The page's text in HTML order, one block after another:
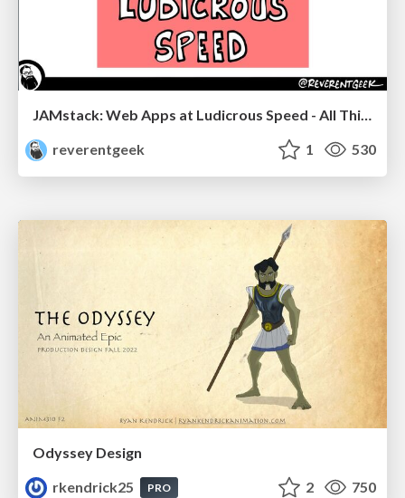
JAMstack: Web Apps at Ludicrous Speed - All Things Open 2022
reverentgeek
1 530
Odyssey Design
rkendrick25
PRO 2 750